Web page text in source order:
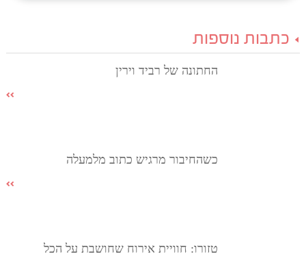
כתבות נוספות
החתונה של רביד וירין
כשהחיבור מרגיש כתוב מלמעלה
טזורו: חוויית אירוח שחושבת על הכל